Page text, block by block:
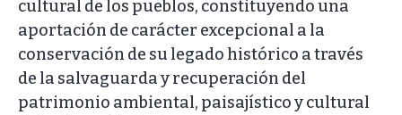
cultural de los pueblos, constituyendo una
aportación de carácter excepcional a la
conservación de su legado histórico a través
de la salvaguarda y recuperación del
patrimonio ambiental, paisajístico y cultural